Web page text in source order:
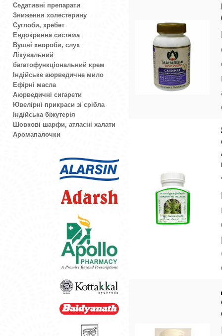
Седативні препарати
Зниження холестерину
Суглоби, хребет
Ендокринна система
Вушні хвороби, слух
Лікувальний
багатофункціональний крем
Індійське аюрведичне мило
Ефірні масла
Аюрведичні сигарети
Ювелірні прикраси зі срібла
Індійська біжутерія
Шовкові шарфи, атласні халати
Аромапалочки